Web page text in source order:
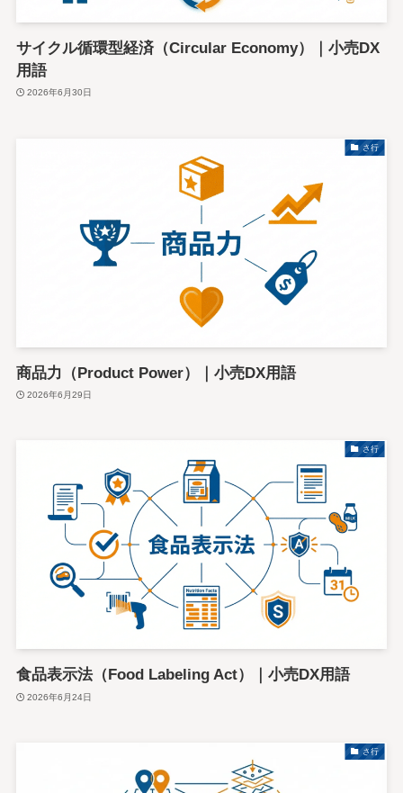
サイクル循環型経済（Circular Economy）｜小売DX
用語
2026年6月30日
さ行
商品力（Product Power）｜小売DX用語
2026年6月29日
さ行
食品表示法（Food Labeling Act）｜小売DX用語
2026年6月24日
さ行